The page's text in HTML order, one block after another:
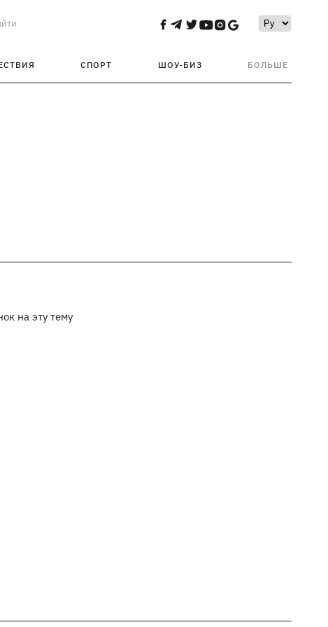
СПОРТ ШОУ-БИЗ БОЛЬШЕ
на эту тему